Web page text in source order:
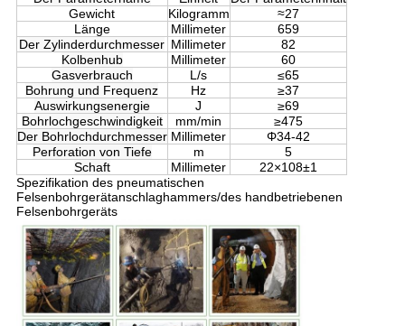
Gewicht
Kilogramm
≈27
Länge
Millimeter
659
Der Zylinderdurchmesser Millimeter
82
Kolbenhub
Millimeter
60
Gasverbrauch
L/s
≤65
Bohrung und Frequenz
Hz
≥37
Auswirkungsenergie
J
≥69
Bohrlochgeschwindigkeit
mm/min
≥475
Der Bohrlochdurchmesser Millimeter
Φ34-42
Perforation von Tiefe
m
5
Schaft
Millimeter
22×108±1
Spezifikation des pneumatischen
Felsenbohrgerätanschlaghammers/des handbetriebenen
Felsenbohrgeräts